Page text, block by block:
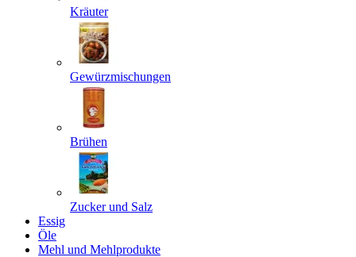
Kräuter
Gewürzmischungen
Brühen
Zucker und Salz
Essig
Öle
Mehl und Mehlprodukte